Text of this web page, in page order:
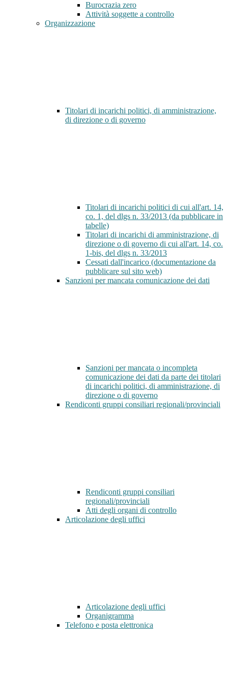
Burocrazia zero
Attività soggette a controllo
Organizzazione
Titolari di incarichi politici, di amministrazione,
di direzione o di governo
Titolari di incarichi politici di cui all'art. 14,
co. 1, del dlgs n. 33/2013 (da pubblicare in
tabelle)
Titolari di incarichi di amministrazione, di
direzione o di governo di cui all'art. 14, co.
1-bis, del dlgs n. 33/2013
Cessati dall'incarico (documentazione da
pubblicare sul sito web)
Sanzioni per mancata comunicazione dei dati
Sanzioni per mancata o incompleta
comunicazione dei dati da parte dei titolari
di incarichi politici, di amministrazione, di
direzione o di governo
Rendiconti gruppi consiliari regionali/provinciali
Rendiconti gruppi consiliari
regionali/provinciali
Atti degli organi di controllo
Articolazione degli uffici
Articolazione degli uffici
Organigramma
Telefono e posta elettronica